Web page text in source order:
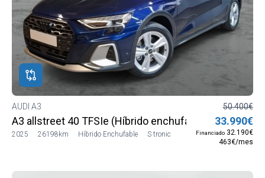
AUDI A3
A3 allstreet 40 TFSIe (Híbrido enchufable) 150 kW
2025 26198km Híbrido Enchufable S tronic
50.400€
33.990€
Financiado 32.190€
463€/mes